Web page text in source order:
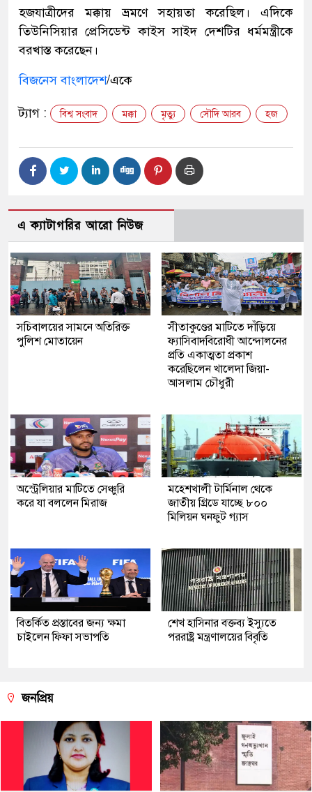
হজযাত্রীদের মক্কায় ভ্রমণে সহায়তা করেছিল। এদিকে
তিউনিসিয়ার প্রেসিডেন্ট কাইস সাইদ দেশটির ধর্মমন্ত্রীকে
বরখাস্ত করেছেন।
বিজনেস বাংলাদেশ/একে
ট্যাগ : বিশ্ব সংবাদ মক্কা মৃত্যু সৌদি আরব হজ
এ ক্যাটাগরির আরো নিউজ
সচিবালয়ের সামনে অতিরিক্ত
পুলিশ মোতায়েন
সীতাকুণ্ডের মাটিতে দাঁড়িয়ে
ফ্যাসিবাদবিরোধী আন্দোলনের
প্রতি একাত্মতা প্রকাশ
করেছিলেন খালেদা জিয়া-
আসলাম চৌধুরী
অস্ট্রেলিয়ার মাটিতে সেঞ্চুরি
করে যা বললেন মিরাজ
মহেশখালী টার্মিনাল থেকে
জাতীয় গ্রিডে যাচ্ছে ৮০০
মিলিয়ন ঘনফুট গ্যাস
বিতর্কিত প্রস্তাবের জন্য ক্ষমা
চাইলেন ফিফা সভাপতি
শেখ হাসিনার বক্তব্য ইস্যুতে
পররাষ্ট্র মন্ত্রণালয়ের বিবৃতি
জনপ্রিয়